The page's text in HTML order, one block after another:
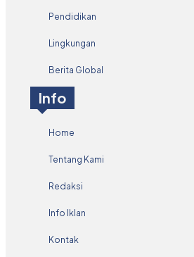
Pendidikan
Lingkungan
Berita Global
Info
Home
Tentang Kami
Redaksi
Info Iklan
Kontak